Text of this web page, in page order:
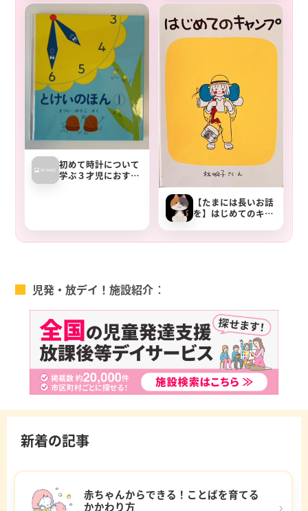
でたのしく】
初めて時計について
学ぶ３才児におすす
【たまには長いお話
を】はじめてのキャ
児発・放デイ！施設紹介
新着の記事
赤ちゃんからできる！ことばを育てる
かかわり方
›